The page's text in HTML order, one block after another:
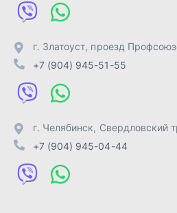
Отправить заявку
ИП Лахтачёв О.В.
Разработка -